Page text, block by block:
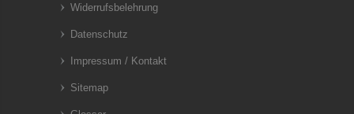
Widerrufsbelehrung
Datenschutz
Impressum / Kontakt
Sitemap